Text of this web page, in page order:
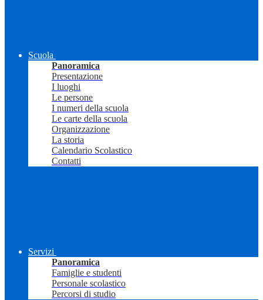
Scuola
Panoramica
Presentazione
I luoghi
Le persone
I numeri della scuola
Le carte della scuola
Organizzazione
La storia
Calendario Scolastico
Contatti
Servizi
Panoramica
Famiglie e studenti
Personale scolastico
Percorsi di studio